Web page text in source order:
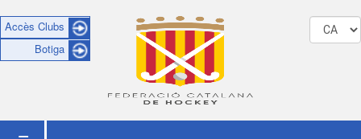
Accès Clubs
Botiga